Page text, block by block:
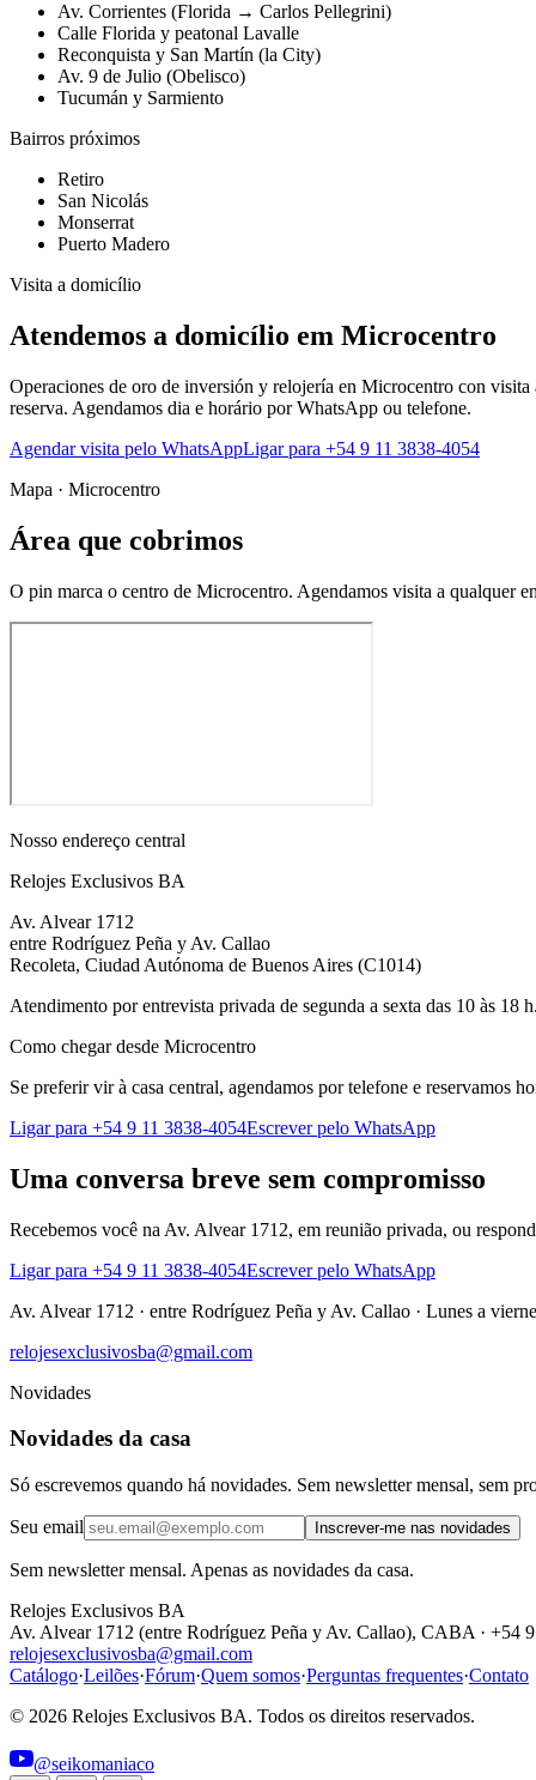
Av. Corrientes (Florida → Carlos Pellegrini)
Calle Florida y peatonal Lavalle
Reconquista y San Martín (la City)
Av. 9 de Julio (Obelisco)
Tucumán y Sarmiento
Bairros próximos
Retiro
San Nicolás
Monserrat
Puerto Madero
Visita a domicílio
Atendemos a domicílio em Microcentro
Operaciones de oro de inversión y relojería en Microcentro con
reserva. Agendamos dia e horário por WhatsApp ou telefone.
Agendar visita pelo WhatsAppLigar para +54 9 11 3838-4054
Mapa · Microcentro
Área que cobrimos
O pin marca o centro de Microcentro. Agendamos visita a qualquer
Nosso endereço central
Relojes Exclusivos BA
Av. Alvear 1712
entre Rodríguez Peña y Av. Callao
Recoleta, Ciudad Autónoma de Buenos Aires (C1014)
Atendimento por entrevista privada de segunda a sexta das 10 às
Como chegar desde Microcentro
Se preferir vir à casa central, agendamos por telefone e reservamos
Ligar para +54 9 11 3838-4054Escrever pelo WhatsApp
Uma conversa breve sem compromisso
Recebemos você na Av. Alvear 1712, em reunião privada, ou
Ligar para +54 9 11 3838-4054Escrever pelo WhatsApp
Av. Alvear 1712 · entre Rodríguez Peña y Av. Callao · Lunes a
relojesexclusivosba@gmail.com
Novidades
Novidades da casa
Só escrevemos quando há novidades. Sem newsletter mensal, sem
Seu email Inscrever-me nas novidades
Sem newsletter mensal. Apenas as novidades da casa.
Relojes Exclusivos BA
Av. Alvear 1712 (entre Rodríguez Peña y Av. Callao), CABA · +54
relojesexclusivosba@gmail.com
Catálogo·Leilões·Fórum·Quem somos·Perguntas frequentes·Contato
© 2026 Relojes Exclusivos BA. Todos os direitos reservados.
@seikomaniaco